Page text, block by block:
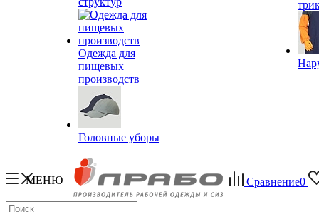
Одежда для
пищевых
производств
Головные уборы
МЕНЮ Сравнение0